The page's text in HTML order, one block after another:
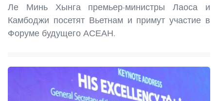
Ле Минь Хынга премьер-министры Лаоса и
Камбоджи посетят Вьетнам и примут участие в
Форуме будущего АСЕАН.